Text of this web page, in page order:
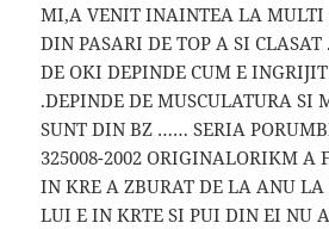
MI,A VENIT INAINTEA LA MULTI
DIN PASARI DE TOP A SI
DE OKI DEPINDE CUM E
.DEPINDE DE MUSCULATURA SI
SUNT DIN BZ …… SERIA
325008-2002 ORIGINALORIKM A
IN KRE A ZBURAT DE LA ANU
LUI E IN KRTE SI PUI DIN EI NU